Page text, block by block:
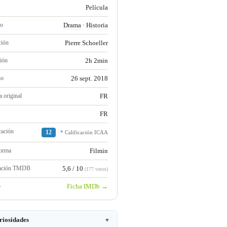
Película
Drama · Historia
Pierre Schoeller
2h 2min
26 sept. 2018
original FR
FR
12 * Calificación ICAA
Filmin
TMDB 5,6 / 10 (177 votos)
Ficha IMDb →
▼